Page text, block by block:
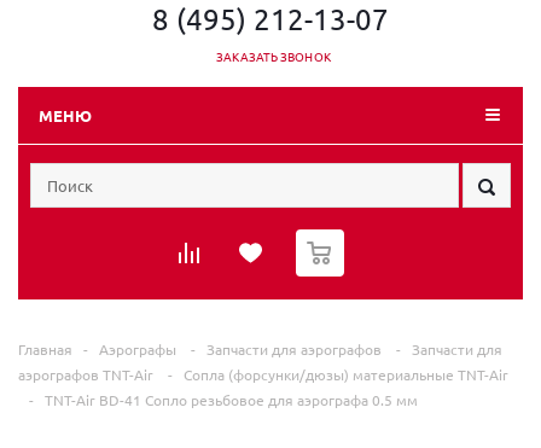
8 (495) 212-13-07
ЗАКАЗАТЬ ЗВОНОК
МЕНЮ
0
Главная - Аэрографы - Запчасти для аэрографов -
Запчасти для
аэрографов TNT-Air
-
Сопла (форсунки/дюзы) материальные TNT-Air
-
TNT-Air BD-41 Сопло резьбовое для аэрографа 0.5 мм